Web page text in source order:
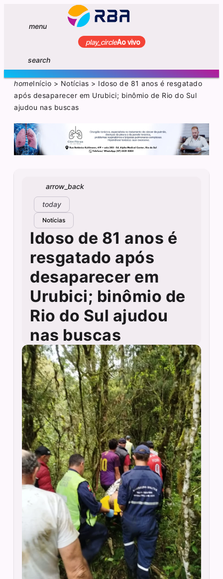
menu
play_circleAo vivo
search
homeInício > Notícias > Idoso de 81 anos é resgatado
após desaparecer em Urubici; binômio de Rio do Sul
ajudou nas buscas
arrow_back
today
Notícias
Idoso de 81 anos é
resgatado após
desaparecer em
Urubici; binômio de
Rio do Sul ajudou
nas buscas